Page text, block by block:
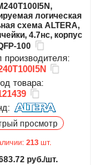
логическая
схема ALTERA,
4.7нс, корпус
100
производителя:
товара:
просмотр
213 шт.
руб./шт.